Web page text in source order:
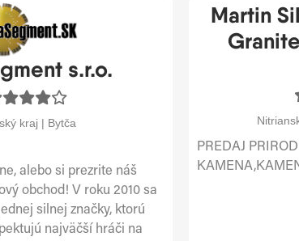
s.r.o.
kraj | Bytča
alebo si prezrite náš
obchod! V roku 2010 sa
silnej značky, ktorú
najväčší hráči na
Martin
PREDAJ